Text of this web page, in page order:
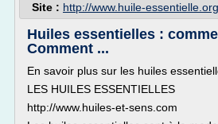
Site : http://www.huile-essentielle.org
Huiles essentielles :
Comment ...
En savoir plus sur les huiles
LES HUILES ESSENTIELLES
http://www.huiles-et-sens.com